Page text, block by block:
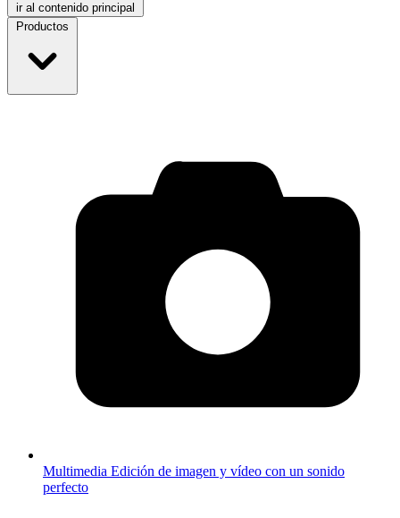
ir al contenido principal
Productos
Multimedia Edición de imagen y vídeo con un sonido
perfecto